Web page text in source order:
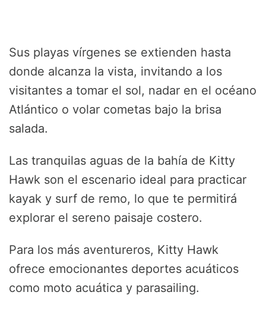
Sus playas vírgenes se extienden hasta
donde alcanza la vista, invitando a los
visitantes a tomar el sol, nadar en el océano
Atlántico o volar cometas bajo la brisa
salada.
Las tranquilas aguas de la bahía de Kitty
Hawk son el escenario ideal para practicar
kayak y surf de remo, lo que te permitirá
explorar el sereno paisaje costero.
Para los más aventureros, Kitty Hawk
ofrece emocionantes deportes acuáticos
como moto acuática y parasailing.